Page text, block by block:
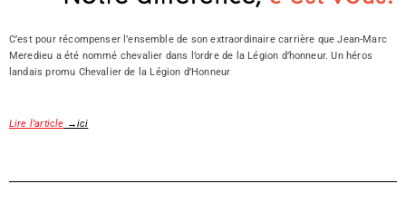
C’est pour récompenser l’ensemble de son extraordinaire carrière que Jean-Marc
Meredieu a été nommé chevalier dans l’ordre de la Légion d’honneur. Un héros
landais promu Chevalier de la Légion d’Honneur
Lire l’article →ici